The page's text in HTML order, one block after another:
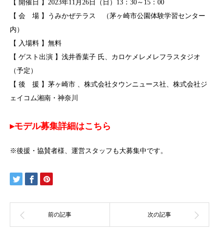
【 開催日 】2023年11月26日（日）13：30～15：00
【 会 場 】うみかぜテラス （茅ヶ崎市公園体験学習センター
内）
【 入場料 】無料
【 ゲスト出演 】浅井香葉子 氏、カロケメレメレフラスタジオ
（予定）
【 後 援 】茅ヶ崎市 、株式会社タウンニュース社、株式会社ジ
ェイコム湘南・神奈川
▸モデル募集詳細はこちら
※後援・協賛者様、運営スタッフも大募集中です。